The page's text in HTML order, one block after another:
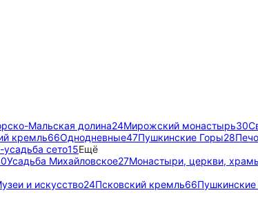
Мальская долина24Мирожский монастырь30
кремль66Однодневные47Пушкинские Горы28
усадьба сето15Ещё
Усадьба Михайловское27Монастыри, церкви,
и искусство24Псковский кремль66